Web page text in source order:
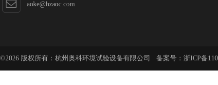
aoke@hzaoc.com
©2026 版权所有：杭州奥科环境试验设备有限公司 备案号： 浙ICP备